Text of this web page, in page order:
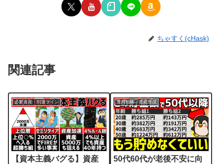
ちゃすく(cHask)
関連記事
必要資産・到達ライン
【資本主義バグる】資産
運用戦略・資産形成
50代60代が老後不安に向